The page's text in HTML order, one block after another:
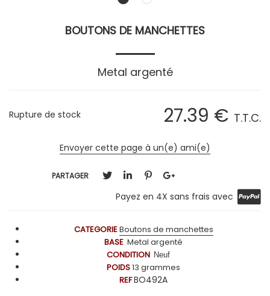
BOUTONS DE MANCHETTES
Metal argenté
27.39 € T.T.C.
Rupture de stock
Envoyer cette page à un(e) ami(e)
PARTAGER
Payez en 4X sans frais avec
CATEGORIEBoutons de manchettes
BASE Metal argenté
CONDITION Neuf
POIDS13 grammes
REFBO492A